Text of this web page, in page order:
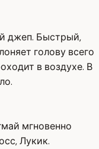
джеп. Быстрый,
голову всего
в воздухе. В
мгновенно
Лукик.